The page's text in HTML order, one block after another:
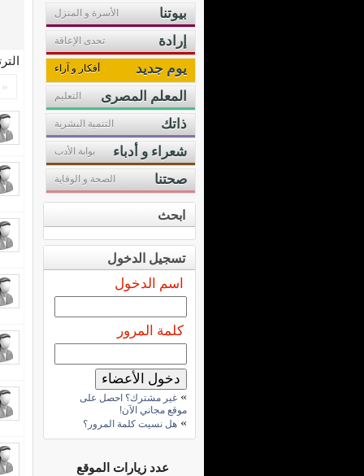
«
بيوتنا الأسرة و المنزل
إرادة تحدى الإعاقة
يوم جديد أفكار و آراء
المعلم المصرى التعليم
ذاتك التنمية البشرية
شعراء و أدباء بوابة الأدب
صحتنا الصحة و الوقاية
ابحث
تسجيل الدخول
اسم الدخول
كلمة المرور
» غير مشترك؟ احصل على
موقع مجاني الآن!
» هل نسيت كلمة المرور؟
عدد زيارات الموقع